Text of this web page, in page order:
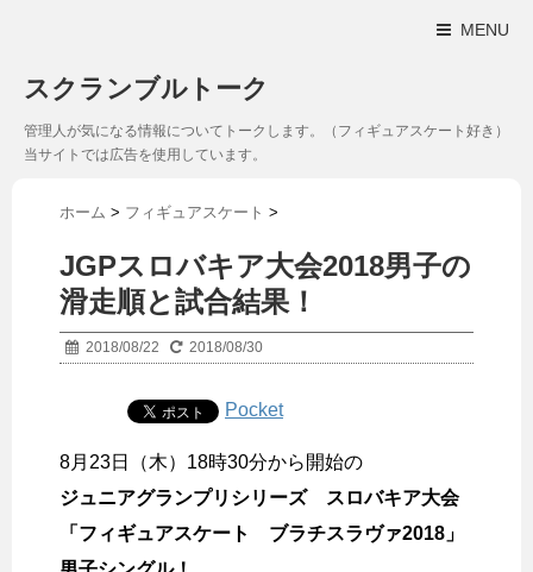
MENU
スクランブルトーク
管理人が気になる情報についてトークします。（フィギュアスケート好き）
当サイトでは広告を使用しています。
ホーム > フィギュアスケート >
JGPスロバキア大会2018男子の
滑走順と試合結果！
2018/08/22 2018/08/30
Pocket
8月23日（木）18時30分から開始の
ジュニアグランプリシリーズ スロバキア大会
「フィギュアスケート ブラチスラヴァ2018」